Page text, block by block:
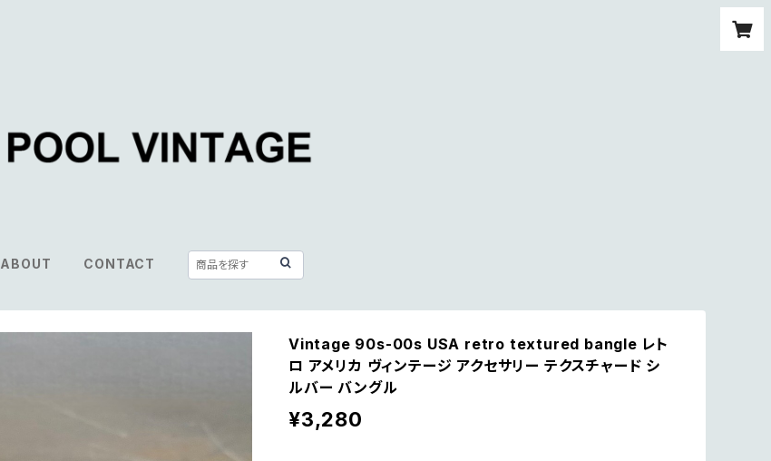
ABOUT CONTACT
Vintage 90s-00s USA retro textured bangle レト
ロ アメリカ ヴィンテージ アクセサリー テクスチャード シ
ルバー バングル
¥3,280